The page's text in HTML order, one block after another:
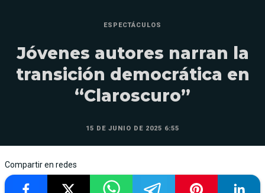
ESPECTÁCULOS
Jóvenes autores narran la
transición democrática en
“Claroscuro”
15 DE JUNIO DE 2025 6:55
Compartir en redes